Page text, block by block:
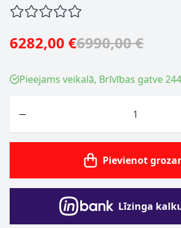
6282,00 €6990,00 €
Pieejams veikalā, Brīvības gatve
Pievienot
Līzinga